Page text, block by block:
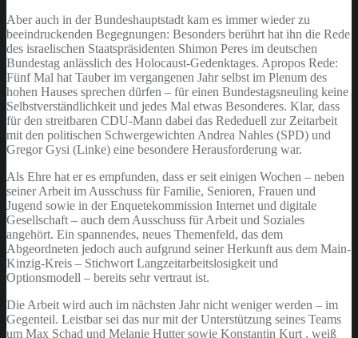
Aber auch in der Bundeshauptstadt kam es immer wieder zu
beeindruckenden Begegnungen: Besonders berührt hat ihn die Rede
des israelischen Staatspräsidenten Shimon Peres im deutschen
Bundestag anlässlich des Holocaust-Gedenktages. Apropos Rede:
Fünf Mal hat Tauber im vergangenen Jahr selbst im Plenum des
hohen Hauses sprechen dürfen – für einen Bundestagsneuling keine
Selbstverständlichkeit und jedes Mal etwas Besonderes. Klar, dass
für den streitbaren CDU-Mann dabei das Rededuell zur Zeitarbeit
mit den politischen Schwergewichten Andrea Nahles (SPD) und
Gregor Gysi (Linke) eine besondere Herausforderung war.
Als Ehre hat er es empfunden, dass er seit einigen Wochen – neben
seiner Arbeit im Ausschuss für Familie, Senioren, Frauen und
Jugend sowie in der Enquetekommission Internet und digitale
Gesellschaft – auch dem Ausschuss für Arbeit und Soziales
angehört. Ein spannendes, neues Themenfeld, das dem
Abgeordneten jedoch auch aufgrund seiner Herkunft aus dem Main-
Kinzig-Kreis – Stichwort Langzeitarbeitslosigkeit und
Optionsmodell – bereits sehr vertraut ist.
Die Arbeit wird auch im nächsten Jahr nicht weniger werden – im
Gegenteil. Leistbar sei das nur mit der Unterstützung seines Teams
um Max Schad und Melanie Hutter sowie Konstantin Kurt , weiß